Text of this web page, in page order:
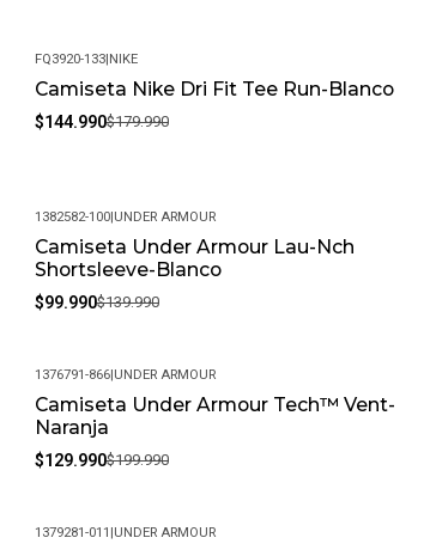
-19%
FQ3920-133|NIKE
Camiseta Nike Dri Fit Tee Run-Blanco
$144.990$179.990
-29%
1382582-100|UNDER ARMOUR
Camiseta Under Armour Lau-Nch
Shortsleeve-Blanco
$99.990$139.990
-35%
1376791-866|UNDER ARMOUR
Camiseta Under Armour Tech™ Vent-
Naranja
$129.990$199.990
1379281-011 |UNDER ARMOUR